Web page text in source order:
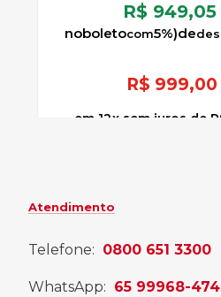
R$ 949,05
de
5%)
noboleto
R$ 999,00
12x de
sem juros
Atendimento
Telefone: 0800 651 3300
WhatsApp: 65 99968-